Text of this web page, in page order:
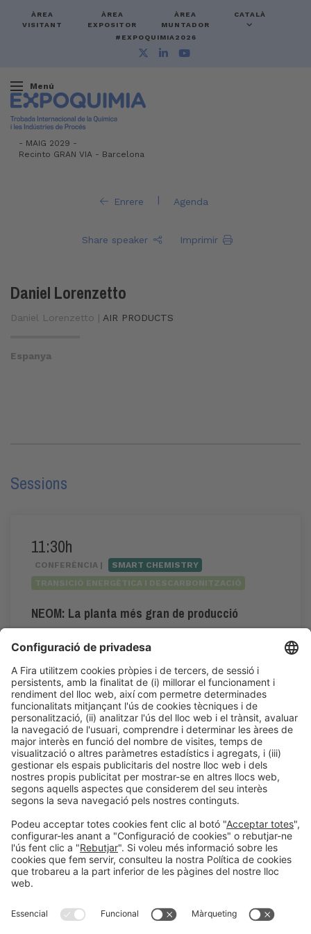
ÀREA
VISITANT
ÀREA
EXPOSITOR
ÀREA
MUNTADOR
CATALÀ
#EXPOQUIMIA2026
Menú
- MAIG 2029 -
Recinto GRAN VIA - Barcelona
Enrere | Agenda
Share speaker Imprimir
Daniel Lorenzetto
Daniel Lorenzetto | AIR PRODUCTS
Espanya
Sessions
11:30h
CONFERÈNCIA |
SMART CHEMISTRY
TRANSICIÓ ENERGÈTICA I DESCARBONITZACIÓ
NEOM: La planta més gran de producció
d’hidrogen del món
Dt 2 11:30h - 12:00h
Smart Chemistry
Accés públic
LLegir més